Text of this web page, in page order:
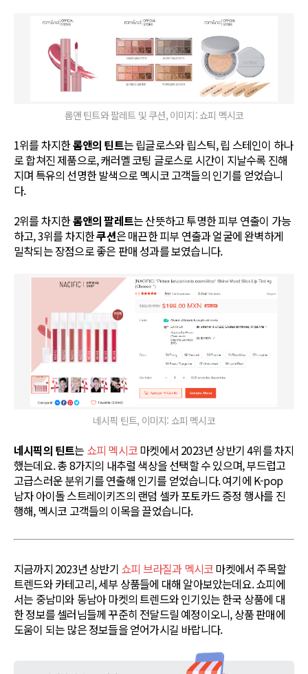
롬앤 틴트와 팔레트 및 쿠션, 이미지: 쇼피 멕시코
1위를 차지한롬앤의 틴트는 립글로스와 립스틱, 립 스테인이 하나
로 합쳐진 제품으로, 캐러멜 코팅 글로스로 시간이 지날수록 진해
지며 특유의 선명한 발색으로 멕시코 고객들의 인기를 얻었습니
다.
2위를 차지한롬앤의 팔레트는 산뜻하고 투명한 피부 연출이 가능
하고, 3위를 차지한쿠션은 매끈한 피부 연출과 얼굴에 완벽하게
밀착되는 장점으로 좋은 판매 성과를 보였습니다.
네시픽 틴트, 이미지: 쇼피 멕시코
네시픽의 틴트는 쇼피 멕시코마켓에서 2023년 상반기 4위를 차지
했는데요. 총 8가지의 내추럴 색상을 선택할 수 있으며, 부드럽고
고급스러운 분위기를 연출해 인기를 얻었습니다. 여기에 K-pop
남자 아이돌 스트레이키즈의 랜덤 셀카 포토카드 증정 행사를 진
행해, 멕시코 고객들의 이목을 끌었습니다.
지금까지 2023년 상반기 쇼피 브라질과 멕시코마켓에서 주목할
트렌드와 카테고리, 세부 상품들에 대해 알아보았는데요. 쇼피에
서는 중남미와 동남아 마켓의 트렌드와 인기있는 한국 상품에 대
한 정보를 셀러님들께 꾸준히 전달드릴 예정이오니, 상품 판매에
도움이 되는 많은 정보들을 얻어가시길 바랍니다.